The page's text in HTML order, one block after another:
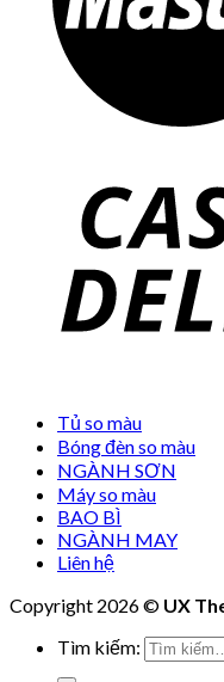
Tủ so màu
Bóng đèn so màu
NGÀNH SƠN
Máy so màu
BAO BÌ
NGÀNH MAY
Liên hệ
Copyright 2026 © UX
Tìm kiếm: